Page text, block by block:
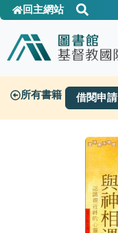
回主網站
所有書籍 借閱申請